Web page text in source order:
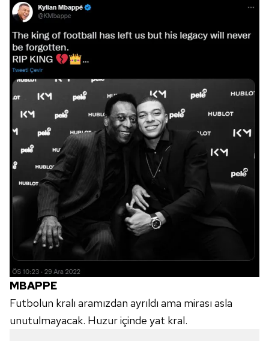
MBAPPE
Futbolun kralı aramızdan ayrıldı ama mirası asla
unutulmayacak. Huzur içinde yat kral.